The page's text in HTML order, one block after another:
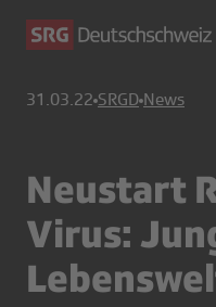
31.03.22 SRGD News
Neustart
Virus: